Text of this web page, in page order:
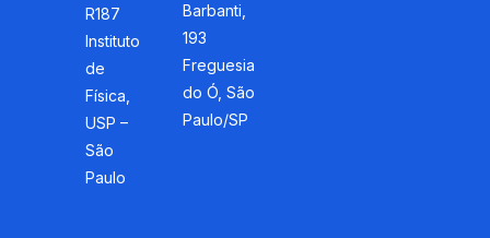
R187
Instituto
de
Física,
USP –
São
Paulo
Barbanti,
193
Freguesia
do Ó, São
Paulo/SP